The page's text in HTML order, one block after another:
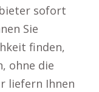
sofort
Sie
finden,
ohne die
liefern Ihnen